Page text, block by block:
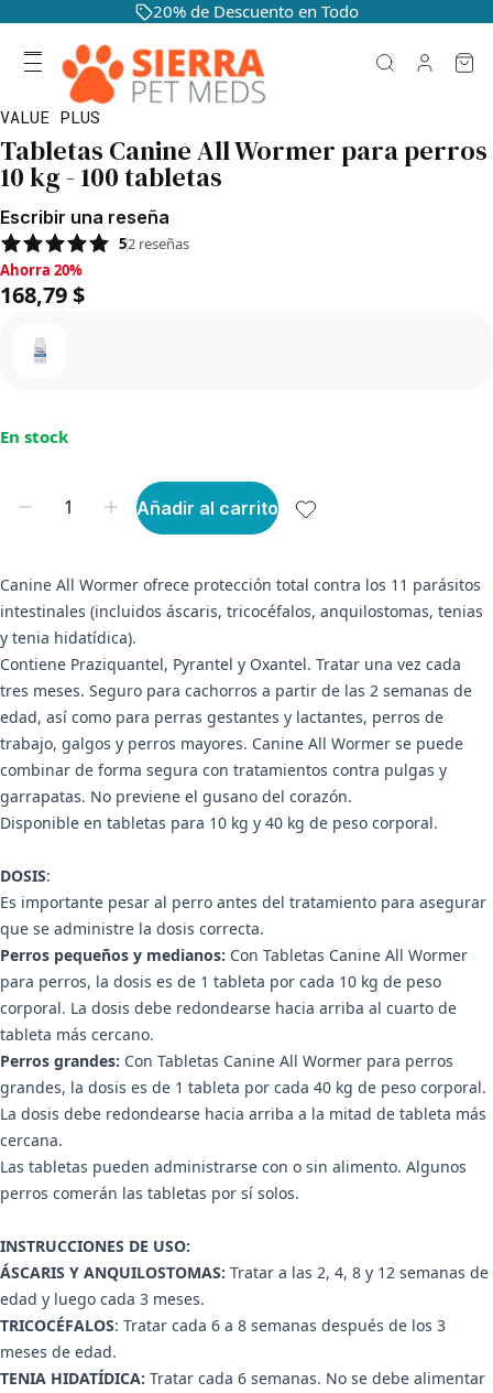
20% de Descuento en Todo
VALUE PLUS
Tabletas Canine All Wormer para perros
10 kg - 100 tabletas
Escribir una reseña
52 reseñas
Ahorra 20%, 168,79 $
Ahorra 20%
168,79 $
En stock
Añadir al carrito
Canine All Wormer ofrece protección total contra los 11 parásitos
intestinales (incluidos áscaris, tricocéfalos, anquilostomas, tenias
y tenia hidatídica).
Contiene Praziquantel, Pyrantel y Oxantel. Tratar una vez cada
tres meses. Seguro para cachorros a partir de las 2 semanas de
edad, así como para perras gestantes y lactantes, perros de
trabajo, galgos y perros mayores. Canine All Wormer se puede
combinar de forma segura con tratamientos contra pulgas y
garrapatas. No previene el gusano del corazón.
Disponible en tabletas para 10 kg y 40 kg de peso corporal.
DOSIS:
Es importante pesar al perro antes del tratamiento para asegurar
que se administre la dosis correcta.
Perros pequeños y medianos: Con Tabletas Canine All Wormer
para perros, la dosis es de 1 tableta por cada 10 kg de peso
corporal. La dosis debe redondearse hacia arriba al cuarto de
tableta más cercano.
Perros grandes: Con Tabletas Canine All Wormer para perros
grandes, la dosis es de 1 tableta por cada 40 kg de peso corporal.
La dosis debe redondearse hacia arriba a la mitad de tableta más
cercana.
Las tabletas pueden administrarse con o sin alimento. Algunos
perros comerán las tabletas por sí solos.
INSTRUCCIONES DE USO:
ÁSCARIS Y ANQUILOSTOMAS: Tratar a las 2, 4, 8 y 12 semanas de
edad y luego cada 3 meses.
TRICOCÉFALOS: Tratar cada 6 a 8 semanas después de los 3
meses de edad.
TENIA HIDATÍDICA: Tratar cada 6 semanas. No se debe alimentar